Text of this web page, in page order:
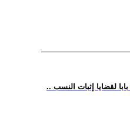
لقضايا إثبات النسب